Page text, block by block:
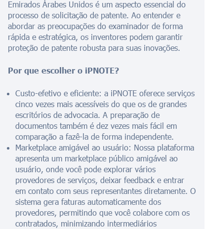
Emirados Árabes Unidos é um aspecto essencial do
processo de solicitação de patente. Ao entender e
abordar as preocupações do examinador de forma
rápida e estratégica, os inventores podem garantir
proteção de patente robusta para suas inovações.
Por que escolher o iPNOTE?
Custo-efetivo e eficiente: a iPNOTE oferece serviços
cinco vezes mais acessíveis do que os de grandes
escritórios de advocacia. A preparação de
documentos também é dez vezes mais fácil em
comparação a fazê-la de forma independente.
Marketplace amigável ao usuário: Nossa plataforma
apresenta um marketplace público amigável ao
usuário, onde você pode explorar vários
provedores de serviços, deixar feedback e entrar
em contato com seus representantes diretamente. O
sistema gera faturas automaticamente dos
provedores, permitindo que você colabore com os
contratados, minimizando intermediários